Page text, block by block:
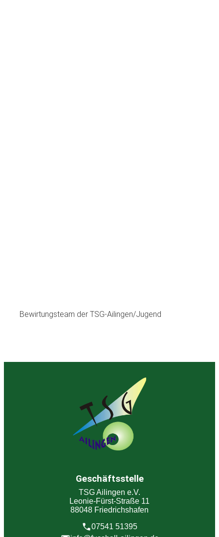
Bewirtungsteam der TSG-Ailingen/Jugend
Geschäftsstelle
TSG Ailingen e.V.
Leonie-Fürst-Straße 11
88048 Friedrichshafen
07541 51395